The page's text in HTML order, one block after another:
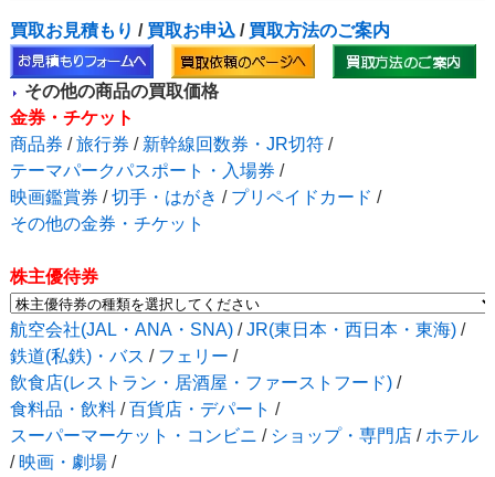
買取お見積もり / 買取お申込/ 買取方法のご案内
その他の商品の買取価格
金券・チケット
商品券 /旅行券 / 新幹線回数券・JR切符/
テーマパークパスポート・入場券 /
映画鑑賞券 /切手・はがき / プリペイドカード /
その他の金券・チケット
株主優待券
航空会社(JAL・ANA・SNA)/JR(東日本・西日本・東海)/
鉄道(私鉄)・バス / フェリー /
飲食店(レストラン・居酒屋・ファーストフード)/
食料品・飲料/百貨店・デパート /
スーパーマーケット・コンビニ / ショップ・専門店/ ホテル
/ 映画・劇場/